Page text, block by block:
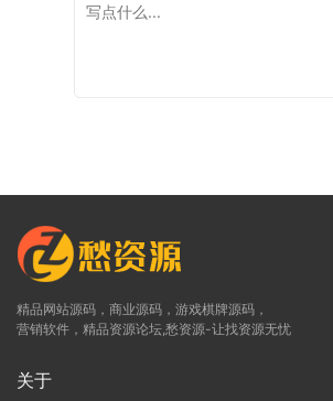
精品网站源码，商业源码，游戏棋牌源码，
营销软件，精品资源论坛,愁资源-让找资源无忧
关于